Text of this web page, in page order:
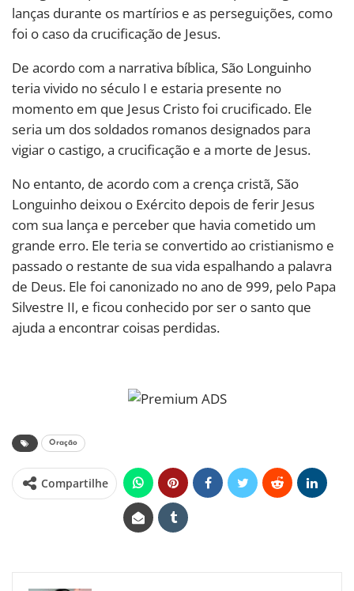
lanças durante os martírios e as perseguições, como
foi o caso da crucificação de Jesus.
De acordo com a narrativa bíblica, São Longuinho
teria vivido no século I e estaria presente no
momento em que Jesus Cristo foi crucificado. Ele
seria um dos soldados romanos designados para
vigiar o castigo, a crucificação e a morte de Jesus.
No entanto, de acordo com a crença cristã, São
Longuinho deixou o Exército depois de ferir Jesus
com sua lança e perceber que havia cometido um
grande erro. Ele teria se convertido ao cristianismo e
passado o restante de sua vida espalhando a palavra
de Deus. Ele foi canonizado no ano de 999, pelo Papa
Silvestre II, e ficou conhecido por ser o santo que
ajuda a encontrar coisas perdidas.
Oração
Compartilhe